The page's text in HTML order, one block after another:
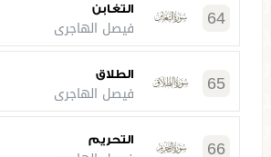
64 التغابن
فيصل الهاجري
65 الطلاق
فيصل الهاجري
66 التحريم